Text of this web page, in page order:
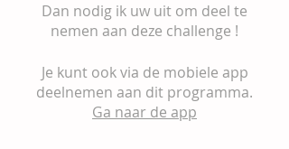
Dan nodig ik uw uit om deel te
nemen aan deze challenge !
Je kunt ook via de mobiele app
deelnemen aan dit programma.
Ga naar de app